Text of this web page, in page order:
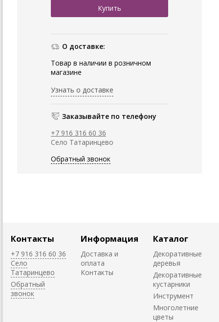
О доставке:
Товар в наличии в розничном
магазине
Узнать о доставке
Заказывайте по телефону
+7 916 316 60 36
Село Татаринцево
Обратный звонок
Контакты
+7 916 316 60 36
Село
Татаринцево
Обратный
звонок
Информация
Доставка и
оплата
Контакты
Каталог
Декоративные
деревья
Декоративные
кустарники
Инструмент
Многолетние
цветы